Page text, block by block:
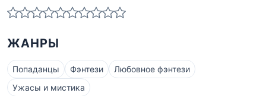
ЖАНРЫ
Попаданцы Фэнтези
Любовное фэнтези
Ужасы и мистика